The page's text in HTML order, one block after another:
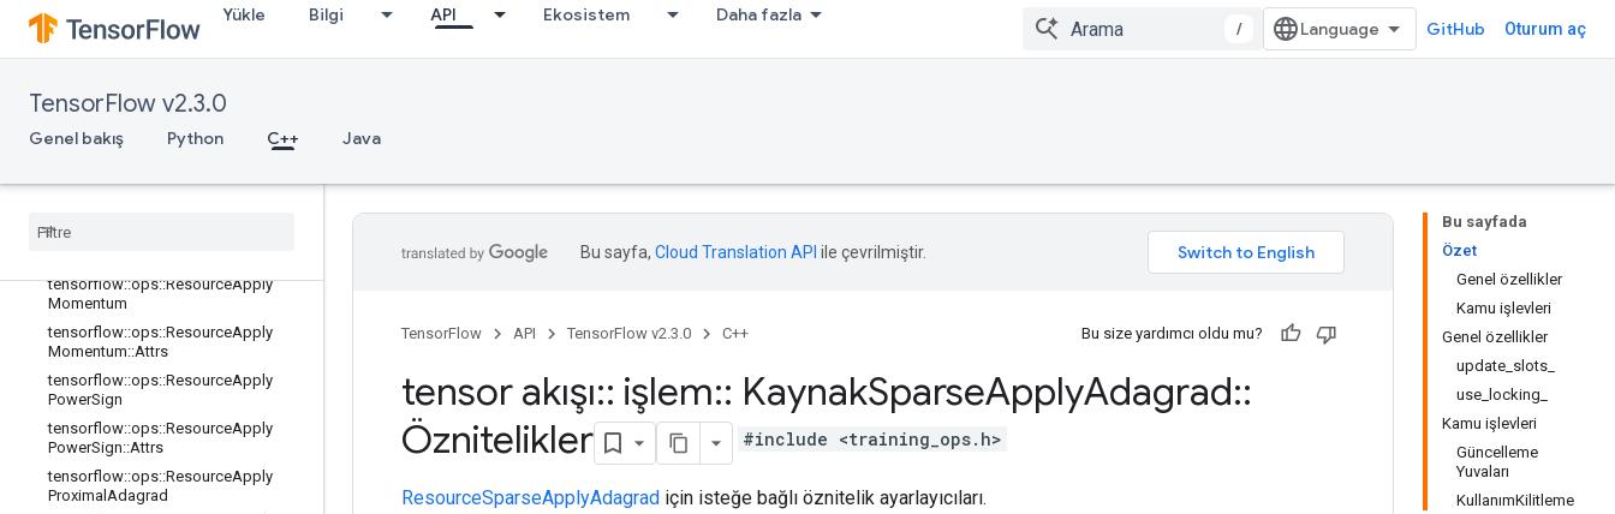
Yükle Bilgi API Ekosistem Daha fazla
/ GitHub Oturum aç
TensorFlow v2.3.0
Genel bakış Python C++ Java
2
tensorflow::ops::ResourceApplyFtrlV
2::Attrs
tensorflow::ops::ResourceApplyGra
dientDescent
tensorflow::ops::ResourceApplyGra
tensorflow::ops::ResourceApply
tensorflow
tensorflow::ops::ResourceApply
Momentum
tensorflow::ops::ResourceApply
Momentum::Attrs
tensorflow::ops::ResourceApply
PowerSign
tensorflow::ops::ResourceApply
PowerSign::Attrs
tensorflow::ops::ResourceApply
Proximal Adagrad
Bu sayfada
Özet
Genel özellikler
Kamu işlevleri
Genel özellikler
update_slots_
use_locking_
Kamu işlevleri
Güncelleme
Yuvaları
KullanımKilitleme
Bu sayfa, Cloud Translation API ile çevrilmiştir.
TensorFlow API TensorFlow v2.3.0 C++ Bu size yardımcı oldu mu?
tensor akışı:: işlem:: KaynakSparseApplyAdagrad::
Öznitelikler
#include <training_ops.h>
ResourceSparseApplyAdagrad için isteğe bağlı öznitelik ayarlayıcıları.